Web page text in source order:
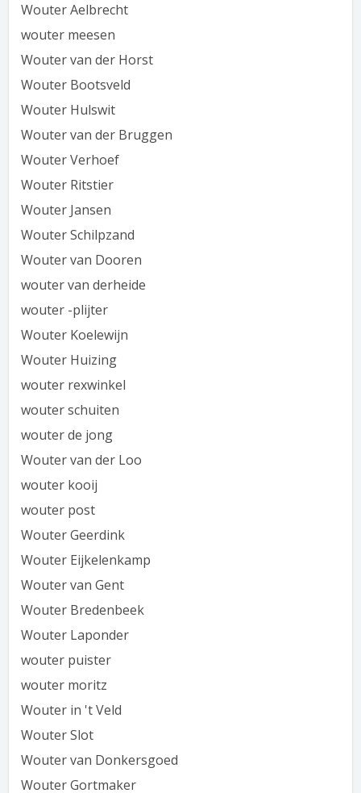
Wouter Aelbrecht
wouter meesen
Wouter van der Horst
Wouter Bootsveld
Wouter Hulswit
Wouter van der Bruggen
Wouter Verhoef
Wouter Ritstier
Wouter Jansen
Wouter Schilpzand
Wouter van Dooren
wouter van derheide
wouter -plijter
Wouter Koelewijn
Wouter Huizing
wouter rexwinkel
wouter schuiten
wouter de jong
Wouter van der Loo
wouter kooij
wouter post
Wouter Geerdink
Wouter Eijkelenkamp
Wouter van Gent
Wouter Bredenbeek
Wouter Laponder
wouter puister
wouter moritz
Wouter in 't Veld
Wouter Slot
Wouter van Donkersgoed
Wouter Gortmaker